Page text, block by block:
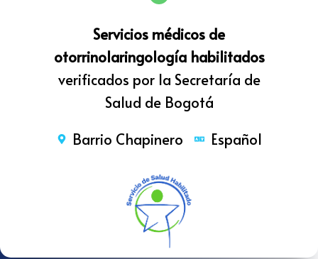
Servicios médicos de
otorrinolaringología habilitados
verificados por la Secretaría de
Salud de Bogotá
Barrio Chapinero
Español